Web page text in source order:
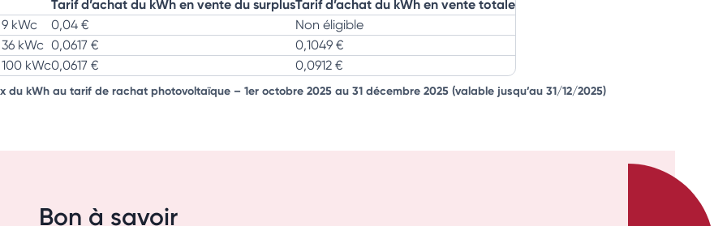
Tarif d’achat du kWh en vente du surplusTarif d’achat du kWh en vente totale
kWc 0,04 €
Non éligible
kWc 0,0617 €
0,1049 €
kWc0,0617 € 0,0912 €
du kWh au tarif de rachat photovoltaïque – 1er octobre 2025 au 31 décembre 2025 (valable jusqu’au 31/12/2025)
Bon à savoir